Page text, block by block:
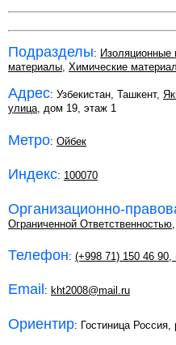
Подразделы: Изоляционные
материалы, Химические
Адрес: Узбекистан, Ташкент,
улица, дом 19, этаж 1
Метро: Ойбек
Индекс: 100070
Организационно-
Ограниченной Ответственностью
Телефон: (+998 71) 150 46 90,
Email : kht2008@mail.ru
Ориентир: Гостиница Россия,